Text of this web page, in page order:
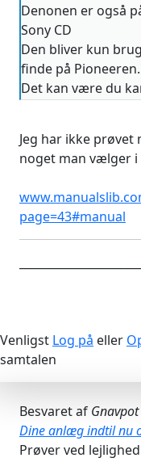
Denonen er også
Sony CD
Den bliver kun
finde på Pioneeren.
Det kan være du
Jeg har ikke
noget man vælger i
page=43#manual
Venligst Log på eller
samtalen
Besvaret af Gnavpot
Dine anlæg indtil nu
Prøver ved lejlighed